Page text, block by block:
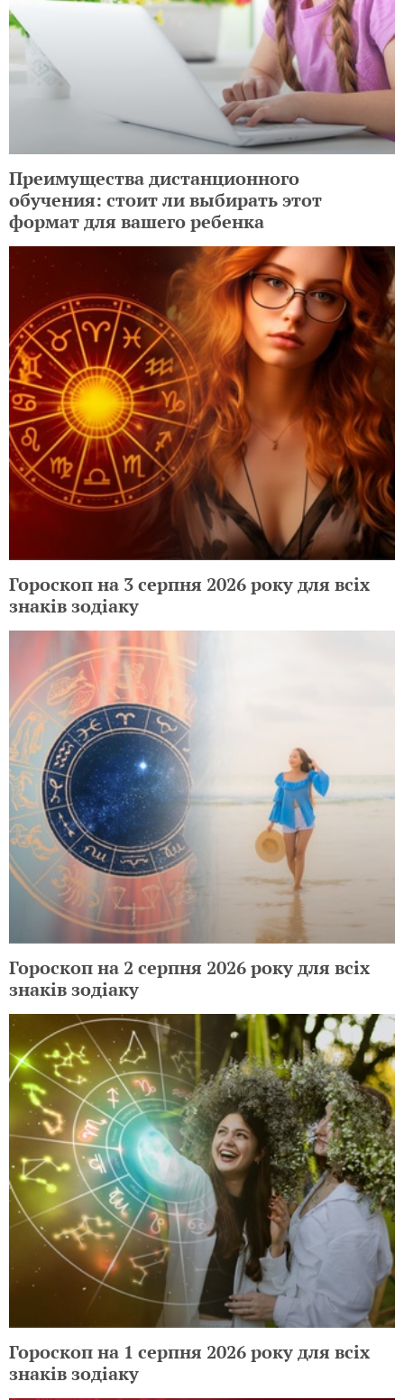
Преимущества дистанционного
обучения: стоит ли выбирать этот
формат для вашего ребенка
Гороскоп на 3 серпня 2026 року для всіх
знаків зодіаку
Гороскоп на 2 серпня 2026 року для всіх
знаків зодіаку
Гороскоп на 1 серпня 2026 року для всіх
знаків зодіаку